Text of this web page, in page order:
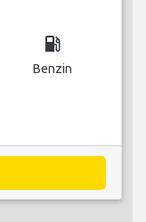
local_gas_station
Benzin